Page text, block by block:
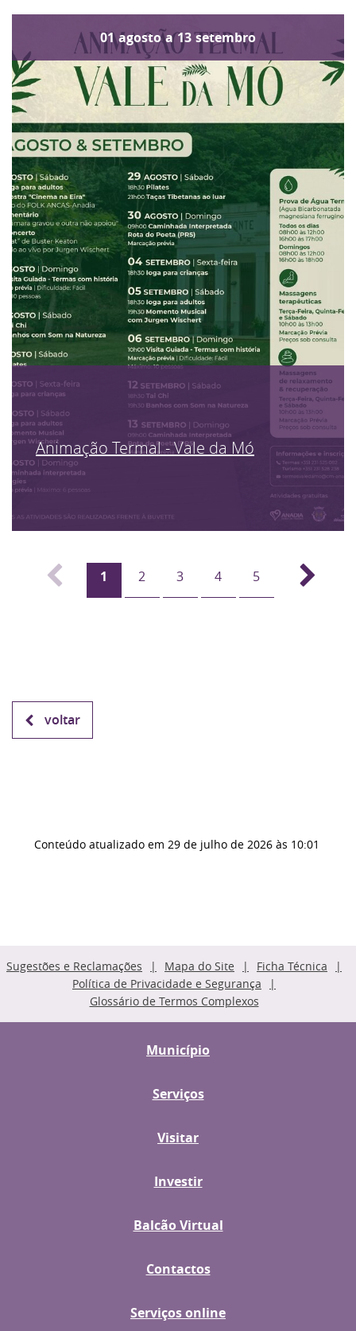
01 agosto a 13 setembro
Animação Termal - Vale da Mó
1 2 3 4 5
voltar
Conteúdo atualizado em 29 de julho de 2026 às 10:01
Sugestões e Reclamações Mapa do Site
Ficha Técnica
Política de Privacidade e Segurança
Glossário de Termos Complexos
Município
Serviços
Visitar
Investir
Balcão Virtual
Contactos
Serviços online